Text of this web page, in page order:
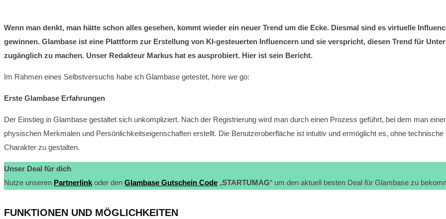
Wenn man denkt, man hätte schon alles gesehen, kommt wieder ein neuer Trend um die Ecke. Diesmal sind es virtuelle
gewinnen. Glambase ist eine Plattform zur Erstellung von KI-gesteuerten Influencern und sie verspricht, diesen Trend für
zugänglich zu machen. Unser Redakteur Markus hat es ausprobiert. Hier ist sein Bericht.
Im Rahmen eines Selbstversuchs habe ich Glambase getestet, here we go:
Erste Glambase Erfahrungen
Der Einstieg in Glambase gestaltet sich unkompliziert. Nach der Registrierung wird man durch einen Prozess geführt, bei dem man
physischen Merkmalen und Persönlichkeitseigenschaften erstellt. Die Benutzeroberfläche ist intuitiv und ermöglicht es, ohne technische
Charakter zu gestalten.
Unser Deal für dich
Nutze unseren Partnerlink oder den Glambase Gutschein Code „STARTUMAG“ um den aktuell besten Deal für Glambase zu
FUNKTIONEN UND MÖGLICHKEITEN